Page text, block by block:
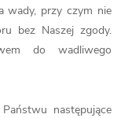
wady, przy czym nie
bez Naszej zgody.
do wadliwego
następujące